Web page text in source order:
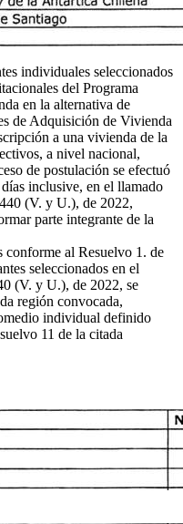
individuales seleccionados
del Programa
en la alternativa de
de Adquisición de Vivienda
a una vivienda de la
a nivel nacional,
de postulación se efectuó
inclusive, en el llamado
(V. y U.), de 2022,
parte integrante de la
al Resuelvo 1. de
seleccionados en el
(V. y U.), de 2022, se
región convocada,
individual definido
11 de la citada